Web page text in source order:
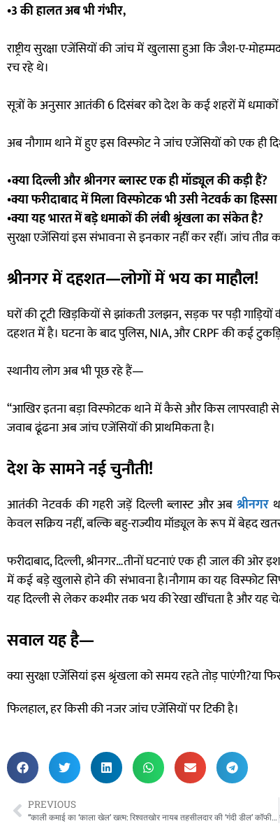
•3 की हालत अब भी गंभीर,
राष्ट्रीय सुरक्षा एजेंसियों की जांच में खुलासा हुआ कि जैश-ए-
रच रहे थे।
सूत्रों के अनुसार आतंकी 6 दिसंबर को देश के कई शहरों में धमाकों
अब नौगाम थाने में हुए इस विस्फोट ने जांच एजेंसियों को एक ही
•क्या दिल्ली और श्रीनगर ब्लास्ट एक ही मॉड्यूल की कड़ी हैं?
•क्या फरीदाबाद में मिला विस्फोटक भी उसी नेटवर्क का
•क्या यह भारत में बड़े धमाकों की लंबी श्रृंखला का संकेत है?
सुरक्षा एजेंसियां इस संभावना से इनकार नहीं कर रहीं। जांच तीव्र
श्रीनगर में दहशत—लोगों में भय का माहौल!
घरों की टूटी खिड़कियों से झांकती उलझन, सड़क पर पड़ी
दहशत में है। घटना के बाद पुलिस, NIA, और CRPF की कई
स्थानीय लोग अब भी पूछ रहे हैं—
“आखिर इतना बड़ा विस्फोटक थाने में कैसे और किस लापरवाही
जवाब ढूंढना अब जांच एजेंसियों की प्राथमिकता है।
देश के सामने नई चुनौती!
आतंकी नेटवर्क की गहरी जड़ें दिल्ली ब्लास्ट और अबश्रीनगर
केवल सक्रिय नहीं, बल्कि बहु-राज्यीय मॉड्यूल के रूप में बेहद
फरीदाबाद, दिल्ली, श्रीनगर…तीनों घटनाएं एक ही जाल की ओर
में कई बड़े खुलासे होने की संभावना है।नौगाम का यह विस्फोट
यह दिल्ली से लेकर कश्मीर तक भय की रेखा खींचता है और यह
सवाल यह है—
क्या सुरक्षा एजेंसियां इस श्रृंखला को समय रहते तोड़
फिलहाल, हर किसी की नजर जांच एजेंसियों पर टिकी है।
PREVIOUS
“काली कमाई का ‘काला खेल’ खत्म: रिश्वतखोर नायब तहसीलदार की ‘गंदी डील’ कॉफी हाउस में फेल!